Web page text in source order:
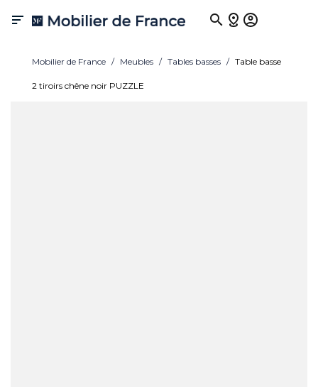

Mobilier de France Meubles Tables basses Table basse
2 tiroirs chêne noir PUZZLE